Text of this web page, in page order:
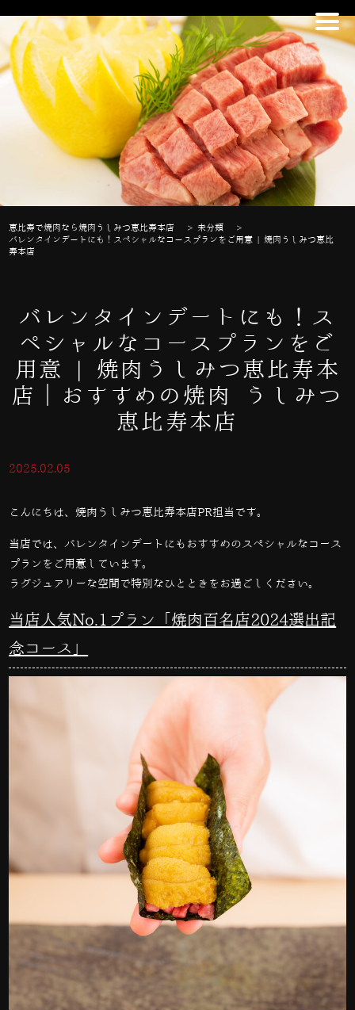
恵比寿で焼肉なら焼肉うしみつ恵比寿本店 >未分類
>
バレンタインデートにも！スペシャルなコースプランをご用意 | 焼肉うしみつ恵比
寿本店
バレンタインデートにも！ス
ペシャルなコースプランをご
用意 | 焼肉うしみつ恵比寿本
店｜おすすめの焼肉 うしみつ
恵比寿本店
2025.02.05
こんにちは、焼肉うしみつ恵比寿本店PR担当です。
当店では、バレンタインデートにもおすすめのスペシャルなコース
プランをご用意しています。
ラグジュアリーな空間で特別なひとときをお過ごしください。
当店人気No.1プラン「焼肉百名店2024選出記
念コース」